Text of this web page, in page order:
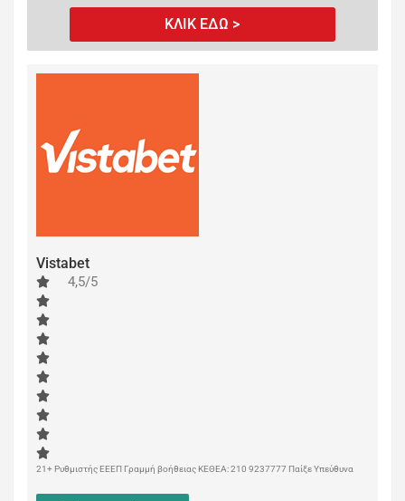
ΚΛΙΚ ΕΔΩ >
Vistabet
4,5/5
21+ Ρυθμιστής ΕΕΕΠ Γραμμή βοήθειας ΚΕΘΕΑ: 210 9237777 Παίξε Υπεύθυνα